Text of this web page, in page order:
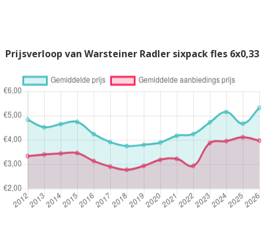
Prijsverloop van Warsteiner Radler sixpack fles 6x0,33